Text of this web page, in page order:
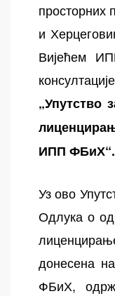
просторних
и
Вијећем
„Упутство
ИПП ФБиХ“.
Уз ово
Одлука о
донесена
ФБиХ,